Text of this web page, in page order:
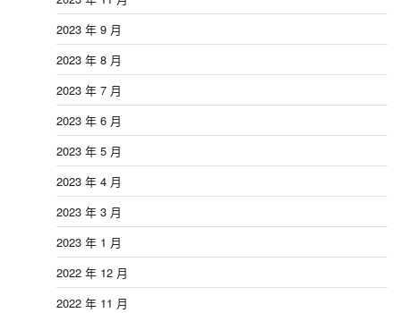
2023 年 9 月
2023 年 8 月
2023 年 7 月
2023 年 6 月
2023 年 5 月
2023 年 4 月
2023 年 3 月
2023 年 1 月
2022 年 12 月
2022 年 11 月